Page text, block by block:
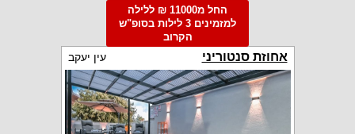
החל מ11000 ₪ ללילה
למזמינים 3 לילות בסופ"ש
הקרוב
אחוזת סנטוריני עין יעקב